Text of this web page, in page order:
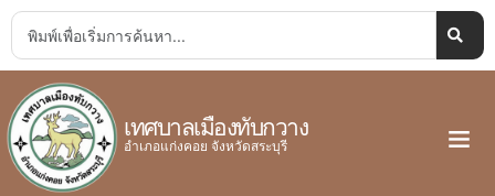
เทศบาลเมืองทับกวาง
อำเภอแก่งคอย จังหวัดสระบุรี